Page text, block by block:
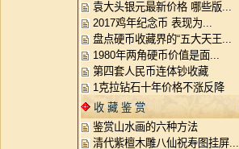
袁大头银元最新价格 哪些版...
2017鸡年纪念币 表现为...
盘点硬币收藏界的“五大天王...
1980年两角硬币价值是面...
第四套人民币连体钞收藏
1克拉钻石十年价格不涨反降
收 藏 鉴 赏
鉴赏山水画的六种方法
清代紫檀木雕八仙祝寿图挂屏...